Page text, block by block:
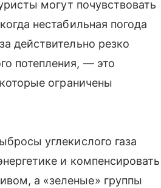
могут почувствовать
нестабильная погода
действительно резко
потепления, — это
ограничены
углекислого газа
и компенсировать
а «зеленые» группы